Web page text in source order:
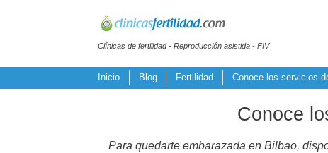
Clínicas de fertilidad - Reproducción asistida - FIV
Inicio Blog Fertilidad Conoce los servicios
Conoce
Para quedarte embarazada en Bilbao,